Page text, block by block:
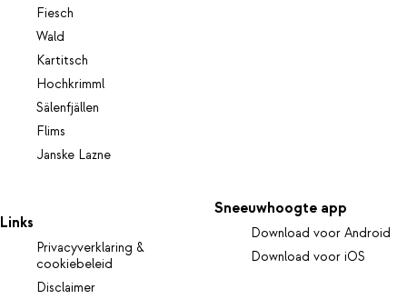
Fiesch
Wald
Kartitsch
Hochkrimml
Sälenfjällen
Flims
Janske Lazne
Links
Privacyverklaring &
cookiebeleid
Disclaimer
Sneeuwhoogte app
Download voor Android
Download voor iOS